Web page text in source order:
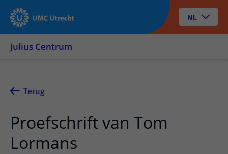
NL
Julius Centrum
Terug
Proefschrift van Tom
Lormans